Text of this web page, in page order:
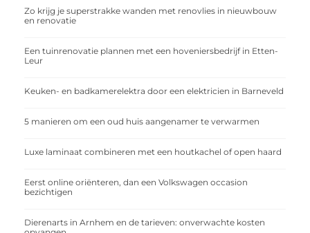
Zo krijg je superstrakke wanden met renovlies in nieuwbouw
en renovatie
Een tuinrenovatie plannen met een hoveniersbedrijf in Etten-
Leur
Keuken- en badkamerelektra door een elektricien in Barneveld
5 manieren om een oud huis aangenamer te verwarmen
Luxe laminaat combineren met een houtkachel of open haard
Eerst online oriënteren, dan een Volkswagen occasion
bezichtigen
Dierenarts in Arnhem en de tarieven: onverwachte kosten